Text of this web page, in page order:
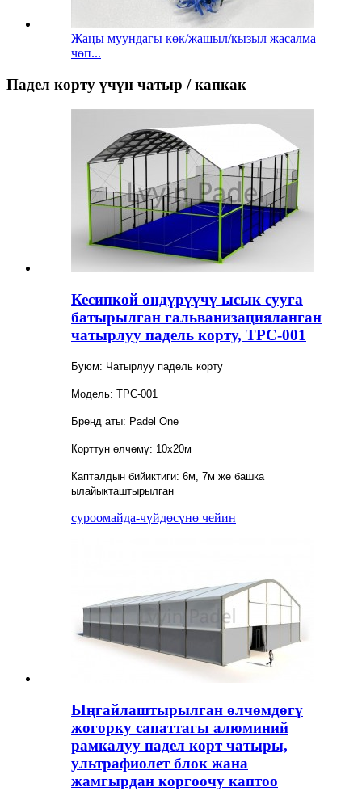
Жаңы муундагы көк/жашыл/кызыл жасалма
чөп...
Падел корту үчүн чатыр / капкак
Кесипкөй өндүрүүчү ысык сууга
батырылган гальванизацияланган
чатырлуу падель корту, TPC-001
Буюм: Чатырлуу падель корту
Модель: TPC-001
Бренд аты: Padel One
Корттун өлчөмү: 10x20м
Капталдын бийиктиги: 6м, 7м же башка
ылайыкташтырылган
суроомайда-чүйдөсүнө чейин
Ыңгайлаштырылган өлчөмдөгү
жогорку сапаттагы алюминий
рамкалуу падел корт чатыры,
ультрафиолет блок жана
жамгырдан коргоочу каптоо